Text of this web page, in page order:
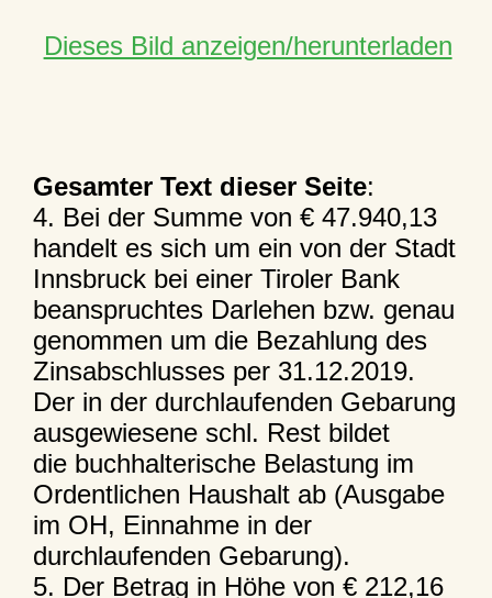
Dieses Bild anzeigen/herunterladen
Gesamter Text dieser Seite:
4. Bei der Summe von € 47.940,13
handelt es sich um ein von der Stadt
Innsbruck bei einer Tiroler Bank
beanspruchtes Darlehen bzw. genau
genommen um die Bezahlung des
Zinsabschlusses per 31.12.2019.
Der in der durchlaufenden Gebarung
ausgewiesene schl. Rest bildet
die buchhalterische Belastung im
Ordentlichen Haushalt ab (Ausgabe
im OH, Einnahme in der
durchlaufenden Gebarung).
5. Der Betrag in Höhe von € 212,16